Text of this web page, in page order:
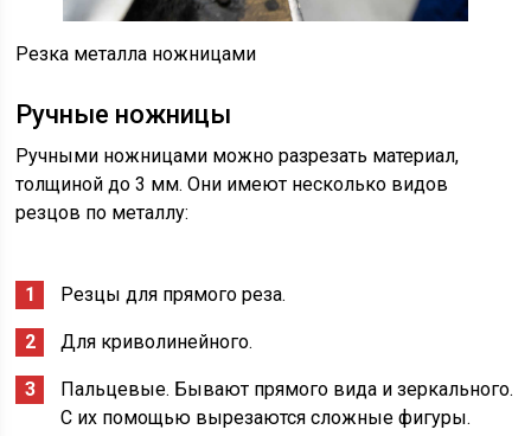
Резка металла ножницами
Ручные ножницы
Ручными ножницами можно разрезать материал,
толщиной до 3 мм. Они имеют несколько видов
резцов по металлу:
Резцы для прямого реза.
Для криволинейного.
Пальцевые. Бывают прямого вида и зеркального.
С их помощью вырезаются сложные фигуры.